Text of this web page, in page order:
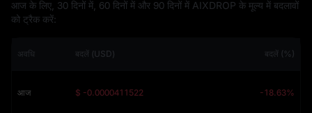
आज के लिए, 30 दिनों में, 60 दिनों में और 90 दिनों में AIXDROP के मूल्य में बदलावों
को ट्रैक करें:
अवधि बदलें (USD) बदलें (%)
आज $ -0.0000411522 -18.63%